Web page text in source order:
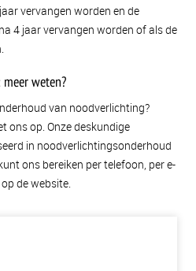
vervangen worden en de
4 jaar vervangen worden of als de
weten?
van noodverlichting?
ons op. Onze deskundige
in noodverlichtingsonderhoud
ons bereiken per telefoon, per e-
de website.